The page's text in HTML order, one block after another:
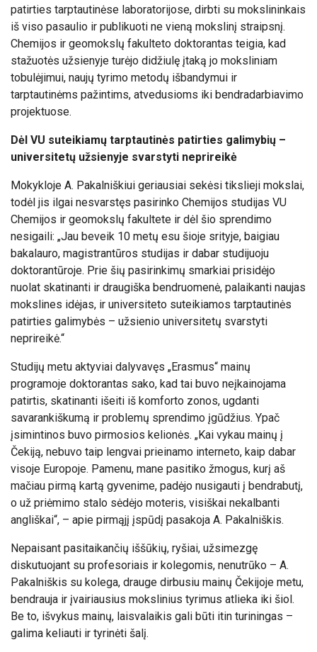
patirties tarptautinėse laboratorijose, dirbti su mokslininkais
iš viso pasaulio ir publikuoti ne vieną mokslinį straipsnį.
Chemijos ir geomokslų fakulteto doktorantas teigia, kad
stažuotės užsienyje turėjo didžiulę įtaką jo moksliniam
tobulėjimui, naujų tyrimo metodų išbandymui ir
tarptautinėms pažintims, atvedusioms iki bendradarbiavimo
projektuose.
Dėl VU suteikiamų tarptautinės patirties galimybių –
universitetų užsienyje svarstyti neprireikė
Mokykloje A. Pakalniškiui geriausiai sekėsi tikslieji mokslai,
todėl jis ilgai nesvarstęs pasirinko Chemijos studijas VU
Chemijos ir geomokslų fakultete ir dėl šio sprendimo
nesigaili: „Jau beveik 10 metų esu šioje srityje, baigiau
bakalauro, magistrantūros studijas ir dabar studijuoju
doktorantūroje. Prie šių pasirinkimų smarkiai prisidėjo
nuolat skatinanti ir draugiška bendruomenė, palaikanti naujas
mokslines idėjas, ir universiteto suteikiamos tarptautinės
patirties galimybės – užsienio universitetų svarstyti
neprireikė.“
Studijų metu aktyviai dalyvavęs „Erasmus“ mainų
programoje doktorantas sako, kad tai buvo neįkainojama
patirtis, skatinanti išeiti iš komforto zonos, ugdanti
savarankiškumą ir problemų sprendimo įgūdžius. Ypač
įsimintinos buvo pirmosios kelionės. „Kai vykau mainų į
Čekiją, nebuvo taip lengvai prieinamo interneto, kaip dabar
visoje Europoje. Pamenu, mane pasitiko žmogus, kurį aš
mačiau pirmą kartą gyvenime, padėjo nusigauti į bendrabutį,
o už priėmimo stalo sėdėjo moteris, visiškai nekalbanti
angliškai“, – apie pirmąjį įspūdį pasakoja A. Pakalniškis.
Nepaisant pasitaikančių iššūkių, ryšiai, užsimezgę
diskutuojant su profesoriais ir kolegomis, nenutrūko – A.
Pakalniškis su kolega, drauge dirbusiu mainų Čekijoje metu,
bendrauja ir įvairiausius mokslinius tyrimus atlieka iki šiol.
Be to, išvykus mainų, laisvalaikis gali būti itin turiningas –
galima keliauti ir tyrinėti šalį.